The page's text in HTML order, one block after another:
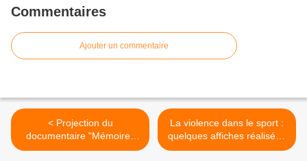
Commentaires
Ajouter un commentaire
< Projection du
documentaire "Mémoires
de la guerre d'Algérie dans
La violence dans le sport :
quelques affiches réalisées
par les élèves de T2 >